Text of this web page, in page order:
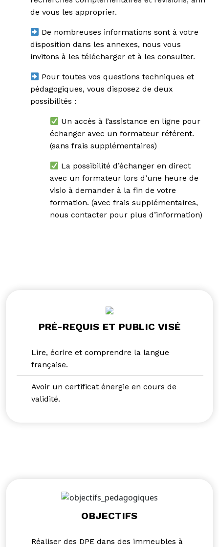
PRÉ-REQUIS ET PUBLIC VISÉ
Lire, écrire et comprendre la langue
française.
Avoir un certificat énergie en cours de
validité.
OBJECTIFS
Réaliser des DPE dans des immeubles à
de vous les approprier.
De nombreuses informations sont à votre
disposition dans les annexes, nous vous
invitons à les télécharger et à les consulter.
Pour toutes vos questions techniques et
pédagogiques, vous disposez de deux
possibilités :
Un accès à l’assistance en ligne pour
échanger avec un formateur référent.
(sans frais supplémentaires)
La possibilité d’échanger en direct
avec un formateur lors d’une heure de
visio à demander à la fin de votre
formation. (avec frais supplémentaires,
nous contacter pour plus d’information)